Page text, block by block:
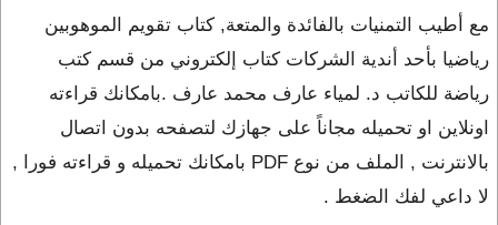
مع أطيب التمنيات بالفائدة والمتعة, كتاب تقويم الموهوبين
رياضيا بأحد أندية الشركات كتاب إلكتروني من قسم كتب
رياضة للكاتب د. لمياء عارف محمد عارف .بامكانك قراءته
اونلاين او تحميله مجاناً على جهازك لتصفحه بدون اتصال
بالانترنت , الملف من نوع PDF بامكانك تحميله و قراءته فورا ,
لا داعي لفك الضغط .